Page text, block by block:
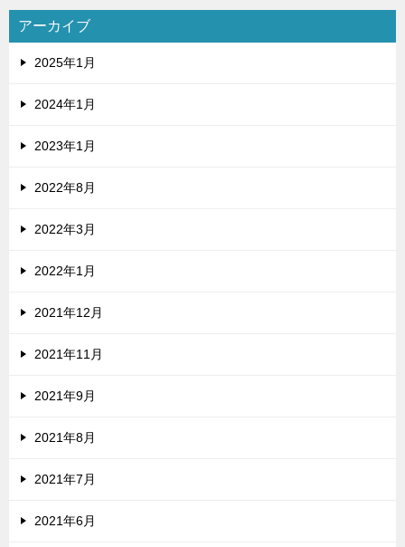
アーカイブ
2025年1月
2024年1月
2023年1月
2022年8月
2022年3月
2022年1月
2021年12月
2021年11月
2021年9月
2021年8月
2021年7月
2021年6月